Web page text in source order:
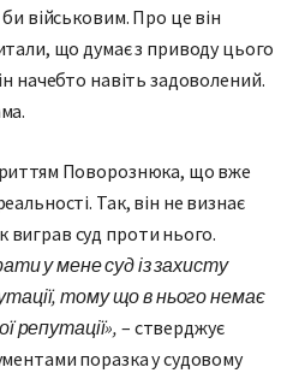
військовим. Про це він
що думає з приводу цього
начебто навіть задоволений.
Поворознюка, що вже
Так, він не визнає
суд проти нього.
у мене суд із захисту
тому що в нього немає
репутації»,– стверджує
поразка у судовому